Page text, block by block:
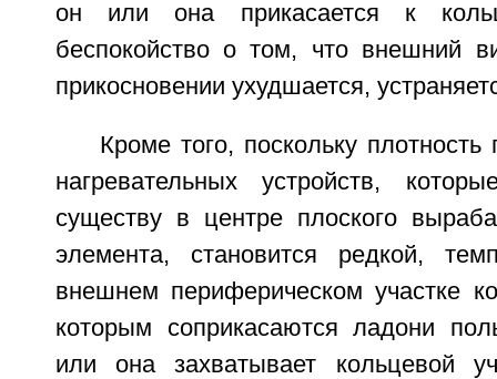
он или она прикасается к
беспокойство о том, что внешний
прикосновении ухудшается,
Кроме того, поскольку
нагревательных устройств,
существу в центре плоского
элемента, становится редкой,
внешнем периферическом участке
которым соприкасаются ладони
или она захватывает кольцевой